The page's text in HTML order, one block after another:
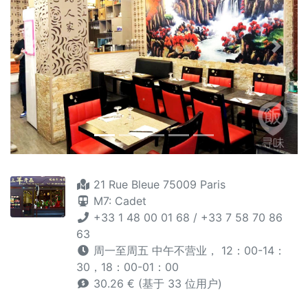
Previous Next
21 Rue Bleue 75009 Paris
M7: Cadet
+33 1 48 00 01 68 / +33 7 58 70 86
63
周一至周五 中午不营业， 12：00-14：
30，18：00-01：00
30.26 € (基于 33 位用户)